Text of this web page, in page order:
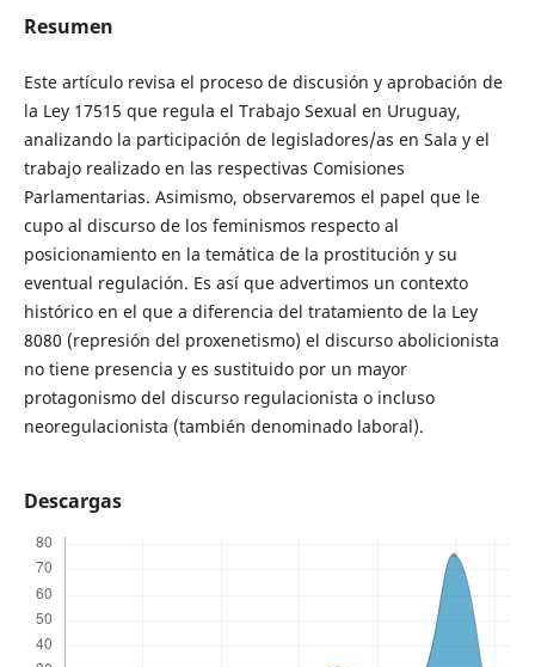
Resumen
Este artículo revisa el proceso de discusión y aprobación de
la Ley 17515 que regula el Trabajo Sexual en Uruguay,
analizando la participación de legisladores/as en Sala y el
trabajo realizado en las respectivas Comisiones
Parlamentarias. Asimismo, observaremos el papel que le
cupo al discurso de los feminismos respecto al
posicionamiento en la temática de la prostitución y su
eventual regulación. Es así que advertimos un contexto
histórico en el que a diferencia del tratamiento de la Ley
8080 (represión del proxenetismo) el discurso abolicionista
no tiene presencia y es sustituido por un mayor
protagonismo del discurso regulacionista o incluso
neoregulacionista (también denominado laboral).
Descargas